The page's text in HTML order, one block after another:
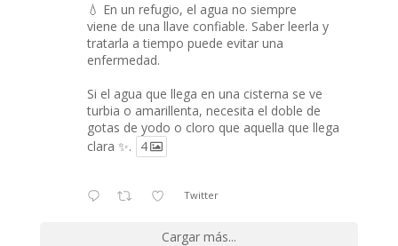
💧 En un refugio, el agua no siempre
viene de una llave confiable. Saber leerla y
tratarla a tiempo puede evitar una
enfermedad.
Si el agua que llega en una cisterna se ve
turbia o amarillenta, necesita el doble de
gotas de yodo o cloro que aquella que llega
clara ✨.
4
Twitter
Cargar más...